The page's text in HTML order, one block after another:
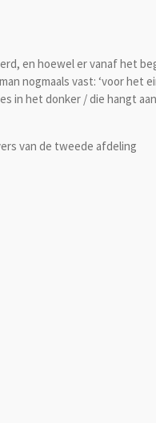
en hoewel er vanaf het
nogmaals vast: ‘voor het
in het donker / die hangt
van de tweede afdeling